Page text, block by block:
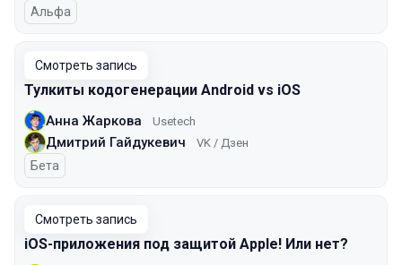
Альфа
Смотреть запись
Тулкиты кодогенерации Android vs iOS
Анна Жаркова Usetech
Дмитрий Гайдукевич VK / Дзен
Бета
Смотреть запись
iOS-приложения под защитой Apple! Или нет?